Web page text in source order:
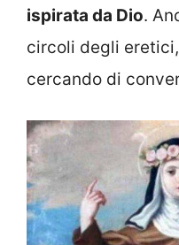
ispirata da Dio.
circoli degli
cercando di